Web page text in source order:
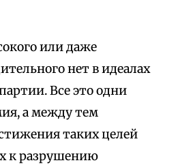
или даже
нет в идеалах
Все это одни
а между тем
таких целей
к разрушению